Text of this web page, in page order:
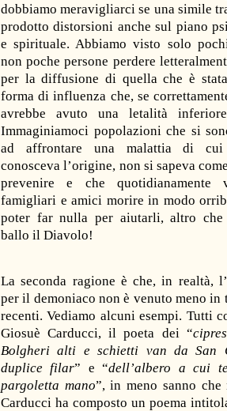
dobbiamo meravigliarci se una simile
prodotto distorsioni anche sul piano
e spirituale. Abbiamo visto solo
non poche persone perdere
per la diffusione di quella che è
forma di influenza che, se
avrebbe avuto una letalità
Immaginiamoci popolazioni che si
ad affrontare una malattia di
conosceva l’origine, non si sapeva
prevenire e che quotidianamente
famigliari e amici morire in modo
poter far nulla per aiutarli, altro
ballo il Diavolo!
La seconda ragione è che, in realtà,
per il demoniaco non è venuto meno in
recenti. Vediamo alcuni esempi. Tutti
Giosuè Carducci, il poeta dei “
Bolgheri alti e schietti van da San
duplice filar” e “dell’albero a cui
pargoletta mano”, in meno sanno che
Carducci ha composto un poema